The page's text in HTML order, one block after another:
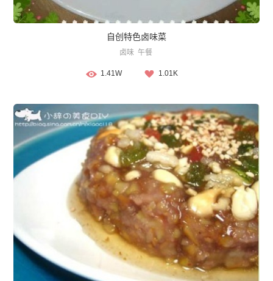
自创特色卤味菜
卤味 午餐
1.41W 1.01K